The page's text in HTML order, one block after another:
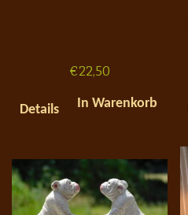
€22,50
Details In Warenkorb